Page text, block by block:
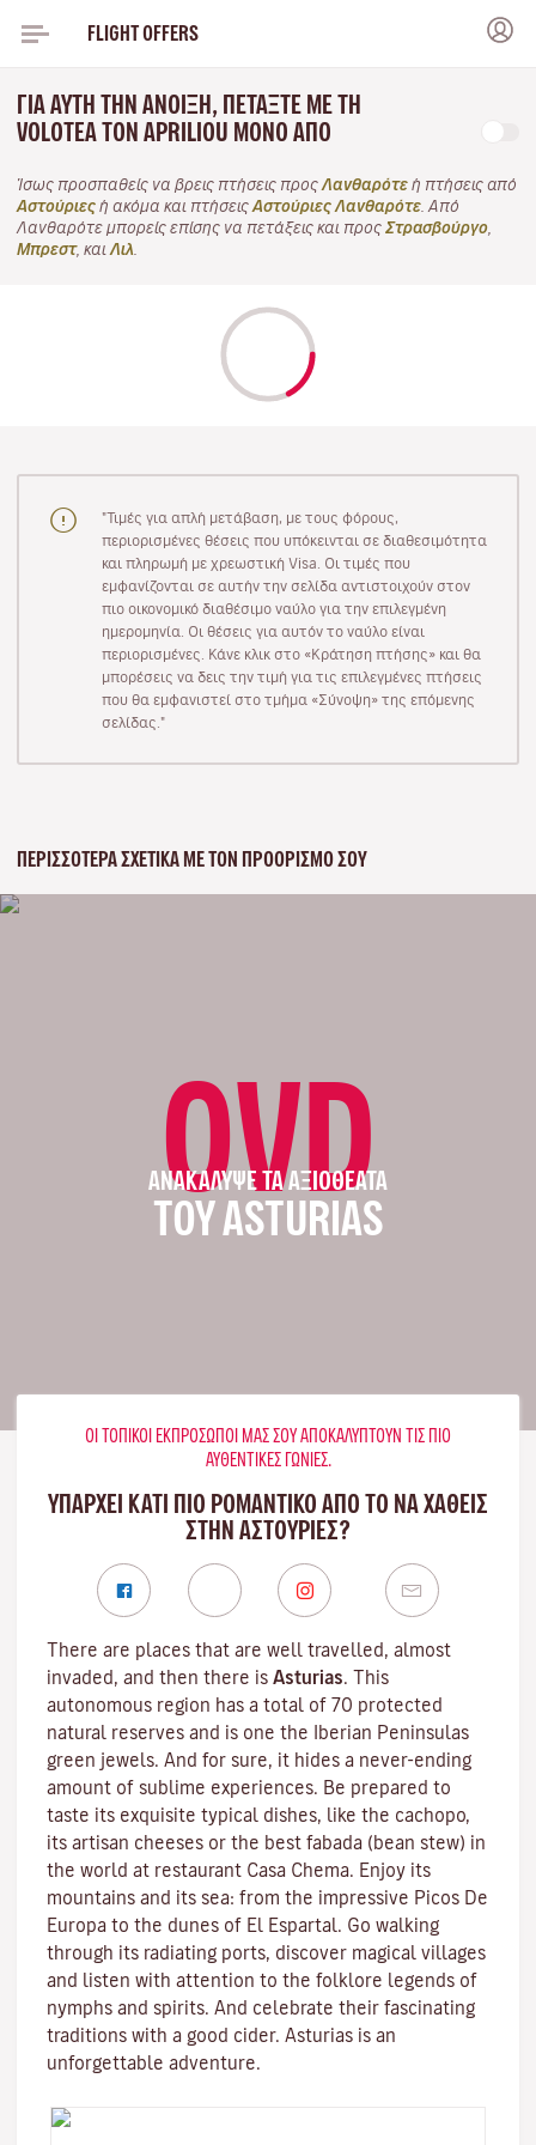
FLIGHT OFFERS
ΓΙΑ ΑΥΤΉ ΤΗΝ ΆΝΟΙΞΗ, ΠΕΤΆΞΤΕ ΜΕ ΤΗ
VOLOTEA ΤΟΝ APRILIOU ΜΌΝΟ ΑΠΌ
Ίσως προσπαθείς να βρεις πτήσεις προς Λανθαρότε ή πτήσεις από
Αστούριες ή ακόμα και πτήσεις Αστούριες Λανθαρότε . Από
Λανθαρότε μπορείς επίσης να πετάξεις και προς Στρασβούργο
Μπρεστ, και Λιλ
"Τιμές για απλή μετάβαση, με τους φόρους,
περιορισμένες θέσεις που υπόκεινται σε διαθεσιμότητα
και πληρωμή με χρεωστική Visa. Οι τιμές που
εμφανίζονται σε αυτήν την σελίδα αντιστοιχούν στον
πιο οικονομικό διαθέσιμο ναύλο για την επιλεγμένη
ημερομηνία. Οι θέσεις για αυτόν το ναύλο είναι
περιορισμένες. Κάνε κλικ στο «Κράτηση πτήσης» και θα
μπορέσεις να δεις την τιμή για τις επιλεγμένες πτήσεις
που θα εμφανιστεί στο τμήμα «Σύνοψη» της επόμενης
σελίδας."
ΠΕΡΙΣΣΌΤΕΡΑ ΣΧΕΤΙΚΆ ΜΕ ΤΟΝ ΠΡΟΟΡΙΣΜΌ ΣΟΥ
OVD
ΑΝΑΚΆΛΥΨΕ ΤΑ ΑΞΙΟΘΈΑΤΑ
ΤΟΥ ASTURIAS
ΟΙ ΤΟΠΙΚΟΊ ΕΚΠΡΌΣΩΠΟΊ ΜΑΣ ΣΟΥ ΑΠΟΚΑΛΎΠΤΟΥΝ ΤΙΣ ΠΙΟ
ΑΥΘΕΝΤΙΚΈΣ ΓΩΝΙΈΣ.
ΥΠΑΡΧΕΙ ΚΑΤΙ ΠΙΟ ΡΟΜΑΝΤΙΚΟ ΑΠΟ ΤΟ ΝΑ ΧΑΘΕΙΣ
ΣΤΗΝ ΑΣΤΟΎΡΙΕΣ?
There are places that are well travelled, almost
invaded, and then there is Asturias. This
autonomous region has a total of 70 protected
natural reserves and is one the Iberian Peninsulas
green jewels. And for sure, it hides a never-ending
amount of sublime experiences. Be prepared to
taste its exquisite typical dishes, like the cachopo,
its artisan cheeses or the best fabada (bean stew) in
the world at restaurant Casa Chema. Enjoy its
mountains and its sea: from the impressive Picos De
Europa to the dunes of El Espartal. Go walking
through its radiating ports, discover magical villages
and listen with attention to the folklore legends of
nymphs and spirits. And celebrate their fascinating
traditions with a good cider. Asturias is an
unforgettable adventure.